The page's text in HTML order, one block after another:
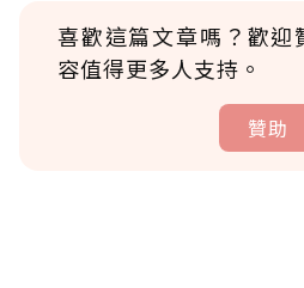
喜歡這篇文章嗎？歡迎
容值得更多人支持。
贊助